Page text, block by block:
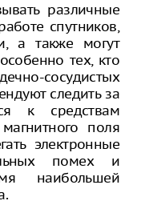
различные
спутников,
а также могут
тех, кто
сосудистых
следить за
к средствам
поля
электронные
помех и
наибольшей